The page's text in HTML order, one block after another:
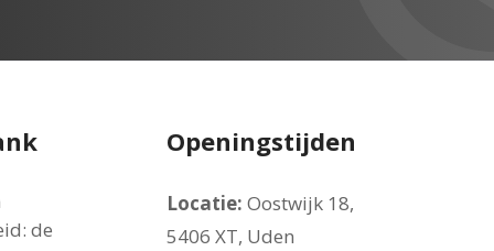
de
Openingstijden
Locatie: Oostwijk 18,
5406 XT, Uden